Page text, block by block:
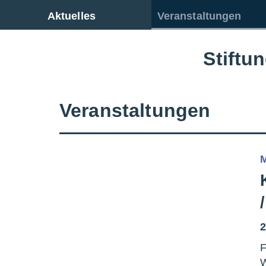
Aktuelles Veranstaltungen
Zur Gesamtübersicht
Veranstaltungen